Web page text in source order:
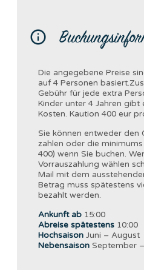
Die angegebene Preise
auf 4 Personen
Gebühr für jede extra
Kinder unter 4 Jahren gibt
Kosten. Kaution 400 eur
Sie können entweder den
zahlen oder die
400) wenn Sie buchen.
Vorrauszahlung wählen
Mail mit dem
Betrag muss spätestens
bezahlt werden.
Ankunft ab15:00
Abreise spätestens10:00
HochsaisonJuni – August
NebensaisonSeptember